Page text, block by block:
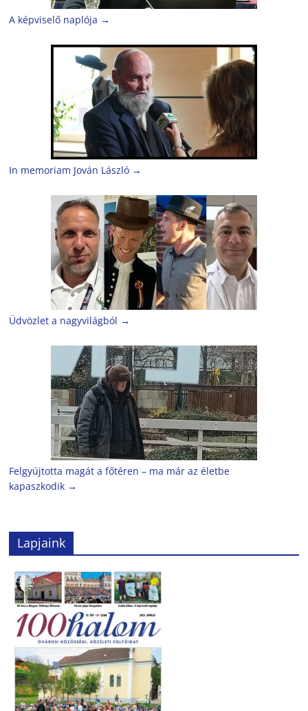
A képviselő naplója →
In memoriam Jován László →
Üdvözlet a nagyvilágból →
Felgyújtotta magát a főtéren – ma már az életbe
kapaszkodik →
Lapjaink